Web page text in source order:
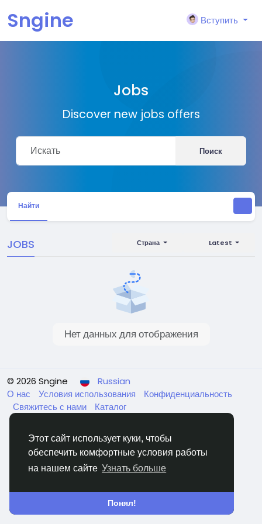
Этот сайт использует куки, чтобы
обеспечить комфортные условия работы
на нашем сайте Узнать больше
Понял!
Sngine Вступить
Jobs
Discover new jobs offers
Поиск
Найти
JOBS Latest
Страна
Нет данных для отображения
© 2026 Sngine
Russian
О нас
Условия использования
Конфиденциальность
Свяжитесь с нами
Каталог